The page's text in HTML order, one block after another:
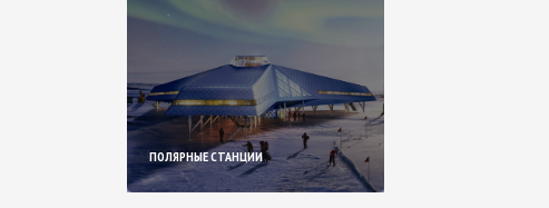
ПОЛЯРНЫЕ СТАНЦИИ